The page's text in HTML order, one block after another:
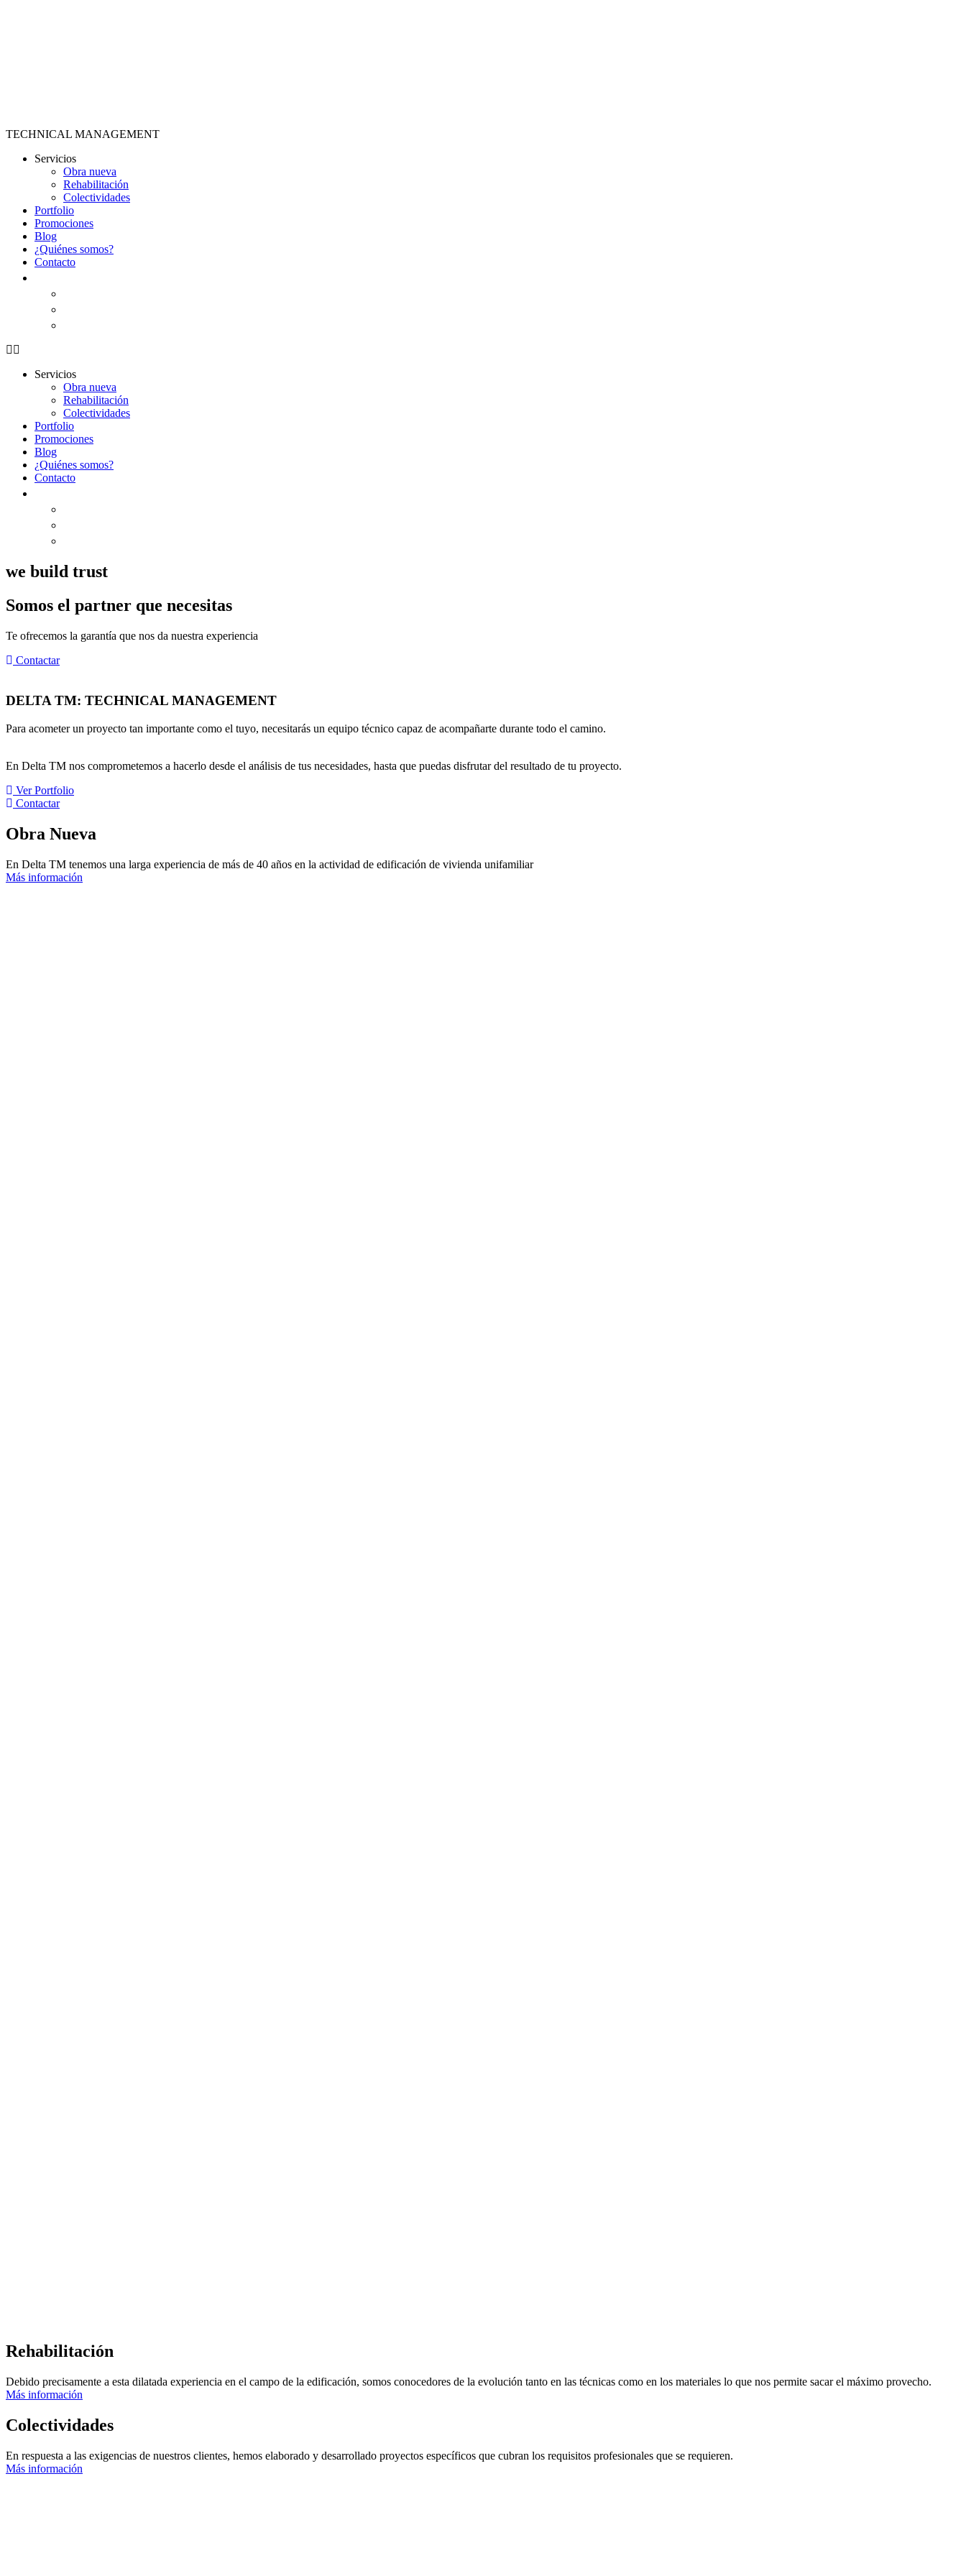
TECHNICAL MANAGEMENT
Servicios
Obra nueva​
Rehabilitación​
Colectividades
Portfolio
Promociones
Blog
¿Quiénes somos?
Contacto
Servicios
Obra nueva​
Rehabilitación​
Colectividades
Portfolio
Promociones
Blog
¿Quiénes somos?
Contacto
we build trust
Somos el partner que necesitas
Te ofrecemos la garantía que nos da nuestra experiencia
Contactar
DELTA TM: TECHNICAL MANAGEMENT
Para acometer un proyecto tan importante como el tuyo, necesitarás un equipo técnico capaz de acompañarte durante todo el camino.
En Delta TM nos comprometemos a hacerlo desde el análisis de tus necesidades, hasta que puedas disfrutar del resultado de tu proyecto.
Ver Portfolio
Contactar
Obra Nueva​
En Delta TM tenemos una larga experiencia de más de 40 años en la actividad de edificación de vivienda unifamiliar
Más información
Rehabilitación
Debido precisamente a esta dilatada experiencia en el campo de la edificación, somos conocedores de la evolución tanto en las técnicas como en los materiales lo que nos permite sacar el máximo provecho.
Más información
Colectividades
En respuesta a las exigencias de nuestros clientes, hemos elaborado y desarrollado proyectos específicos que cubran los requisitos profesionales que se requieren.
Más información